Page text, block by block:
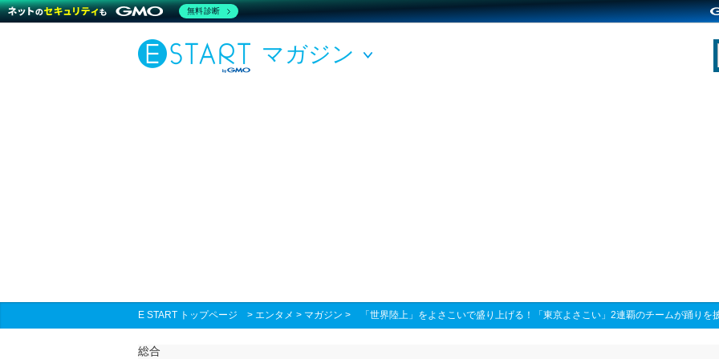
マガジン
E START トップページ > エンタメ > マガジン > 「世界陸上」をよさこいで盛り上げる！「東京よさこい」2連覇のチームが踊りを
総合
無料診断